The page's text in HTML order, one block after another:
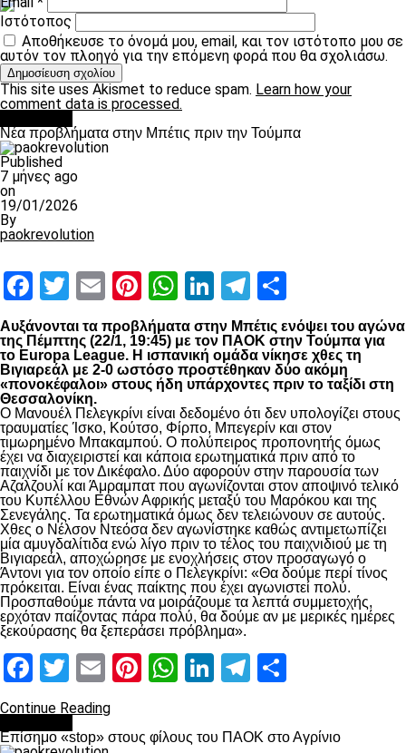
Ιστότοπος
Αποθήκευσε το όνομά μου, email, και τον ιστότοπο μου σε
αυτόν τον πλοηγό για την επόμενη φορά που θα σχολιάσω.
This site uses Akismet to reduce spam. Learn how your
comment data is processed.
Νέα προβλήματα στην Μπέτις πριν την Τούμπα
Published
7 μήνες ago
on
19/01/2026
By
paokrevolution
Facebook
Twitter
EmailPinterest
WhatsApp
LinkedIn
Telegram
Αυξάνονται τα προβλήματα στην Μπέτις ενόψει του αγώνα
της Πέμπτης (22/1, 19:45) με τον ΠΑΟΚ στην Τούμπα για
το Europa League. Η ισπανική ομάδα νίκησε χθες τη
Βιγιαρεάλ με 2-0 ωστόσο προστέθηκαν δύο ακόμη
«πονοκέφαλοι» στους ήδη υπάρχοντες πριν το ταξίδι στη
Θεσσαλονίκη.
Ο Μανουέλ Πελεγκρίνι είναι δεδομένο ότι δεν υπολογίζει στους
τραυματίες Ίσκο, Κούτσο, Φίρπο, Μπεγερίν και στον
τιμωρημένο Μπακαμπού. Ο πολύπειρος προπονητής όμως
έχει να διαχειριστεί και κάποια ερωτηματικά πριν από το
παιχνίδι με τον Δικέφαλο. Δύο αφορούν στην παρουσία των
Αζαλζουλί και Άμραμπατ που αγωνίζονται στον αποψινό τελικό
του Κυπέλλου Εθνών Αφρικής μεταξύ του Μαρόκου και της
Σενεγάλης. Τα ερωτηματικά όμως δεν τελειώνουν σε αυτούς.
Χθες ο Νέλσον Ντεόσα δεν αγωνίστηκε καθώς αντιμετωπίζει
μία αμυγδαλίτιδα ενώ λίγο πριν το τέλος του παιχνιδιού με τη
Βιγιαρεάλ, αποχώρησε με ενοχλήσεις στον προσαγωγό ο
Άντονι για τον οποίο είπε ο Πελεγκρίνι: «Θα δούμε περί τίνος
πρόκειται. Είναι ένας παίκτης που έχει αγωνιστεί πολύ.
Προσπαθούμε πάντα να μοιράζουμε τα λεπτά συμμετοχής,
ερχόταν παίζοντας πάρα πολύ, θα δούμε αν με μερικές ημέρες
ξεκούρασης θα ξεπεράσει πρόβλημα».
Facebook
Twitter
EmailPinterest
WhatsApp
LinkedIn
Telegram
Continue Reading
Επίσημο «stop» στους φίλους του ΠΑΟΚ στο Αγρίνιο